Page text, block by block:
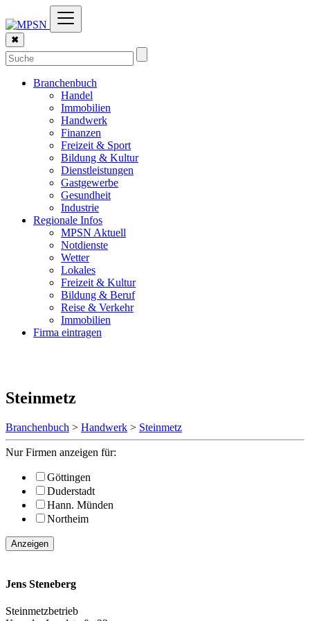
✖
Branchenbuch
Handel
Immobilien
Handwerk
Finanzen
Freizeit & Sport
Bildung & Kultur
Dienstleistungen
Gastgewerbe
Gesundheit
Industrie
Regionale Infos
MPSN Aktuell
Notdienste
Wetter
Lokales
Freizeit & Kultur
Bildung & Beruf
Reise & Verkehr
Immobilien
Firma eintragen
Steinmetz
Branchenbuch > Handwerk > Steinmetz
Nur Firmen anzeigen für:
Göttingen
Duderstadt
Hann. Münden
Northeim
Anzeigen
Jens Steneberg
Steinmetzbetrieb